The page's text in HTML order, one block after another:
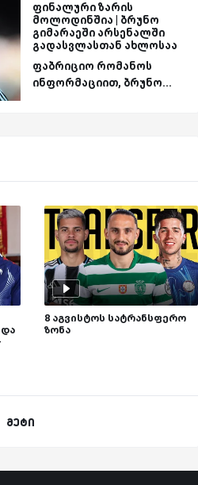
ფინალური ზარის
მოლოდინშია | ბრუნო
გიმარაეში არსენალში
გადასვლასთან ახლოსაა
ფაბრიციო რომანოს
ინფორმაციით, ბრუნო...
8 აგვისტოს სატრანსფერო
ზონა
მეტი